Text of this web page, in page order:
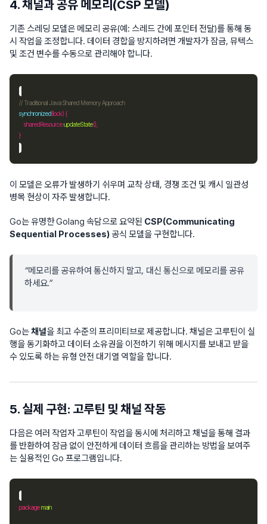
4. 채널과 공유 메모리(CSP 모델)
기존 스레딩 모델은 메모리 공유(예: 스레드 간에 포인터 전달)를 통해 동
시 작업을 조정합니다. 데이터 경합을 방지하려면 개발자가 잠금, 뮤텍스
및 조건 변수를 수동으로 관리해야 합니다.
// Traditional Java Shared Memory Approach
synchronized
    sharedResource.
updateState
이 모델은 오류가 발생하기 쉬우며 교착 상태, 경쟁 조건 및 캐시 일관성
병목 현상이 자주 발생합니다.
Go는 유명한 Golang 속담으로 요약된 CSP(Communicating
Sequential Processes) 공식 모델을 구현합니다.
“메모리를 공유하여 통신하지 말고, 대신 통신으로 메모리를 공유
하세요.”
Go는채널을 최고 수준의 프리미티브로 제공합니다. 채널은 고루틴이 실
행을 동기화하고 데이터 소유권을 이전하기 위해 메시지를 보내고 받을
수 있도록 하는 유형 안전 대기열 역할을 합니다.
5. 실제 구현: 고루틴 및 채널 작동
다음은 여러 작업자 고루틴이 작업을 동시에 처리하고 채널을 통해 결과
를 반환하여 잠금 없이 안전하게 데이터 흐름을 관리하는 방법을 보여주
는 실용적인 Go 프로그램입니다.
packagemain